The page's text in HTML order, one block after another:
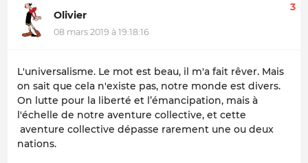
Olivier
08 mars 2019 à 19:18:16
3
L'universalisme. Le mot est beau, il m'a fait rêver. Mais
on sait que cela n'existe pas, notre monde est divers.
On lutte pour la liberté et l’émancipation, mais à
l'échelle de notre aventure collective, et cette
aventure collective dépasse rarement une ou deux
nations.